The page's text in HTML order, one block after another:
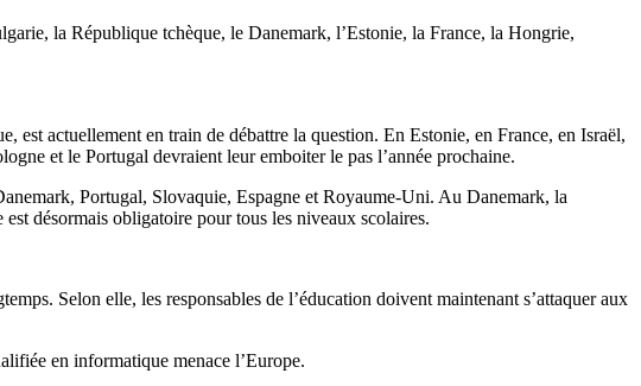
la République tchèque, le Danemark, l’Estonie, la France, la Hongrie,
est actuellement en train de débattre la question. En Estonie, en France, en Israël,
et le Portugal devraient leur emboiter le pas l’année prochaine.
Portugal, Slovaquie, Espagne et Royaume-Uni. Au Danemark, la
désormais obligatoire pour tous les niveaux scolaires.
Selon elle, les responsables de l’éducation doivent maintenant s’attaquer aux
en informatique menace l’Europe.